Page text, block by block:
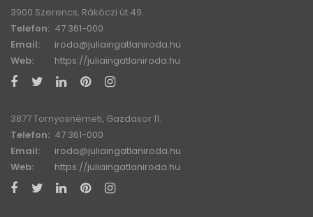
3900 Szerencs, Rákóczi út 49.
Telefon: 47 361-000
Email:
iroda@juliaingatlaniroda.hu
Web:
https://juliaingatlaniroda.hu
3877 Tornyosnémeti, Gazdasor 11.
Telefon: 47 361-000
Email:
iroda@juliaingatlaniroda.hu
Web:
https://juliaingatlaniroda.hu